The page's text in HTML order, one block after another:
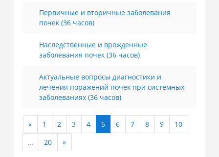
Первичные и вторичные заболевания
почек (36 часов)
Наследственные и врожденные
заболевания почек (36 часов)
Актуальные вопросы диагностики и
лечения поражений почек при системных
заболеваниях (36 часов)
«
Назад
1 2 3 4
5
(текущая)
6 7 8 9
10
…
20
»
Далее